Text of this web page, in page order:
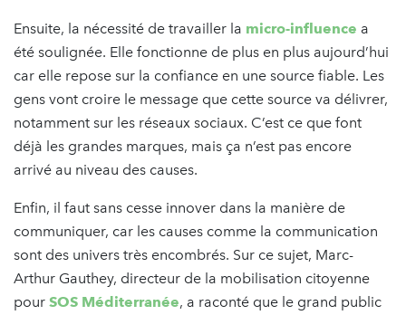
Ensuite, la nécessité de travailler la micro-influence a
été soulignée. Elle fonctionne de plus en plus aujourd’hui
car elle repose sur la confiance en une source fiable. Les
gens vont croire le message que cette source va délivrer,
notamment sur les réseaux sociaux. C’est ce que font
déjà les grandes marques, mais ça n’est pas encore
arrivé au niveau des causes.
Enfin, il faut sans cesse innover dans la manière de
communiquer, car les causes comme la communication
sont des univers très encombrés. Sur ce sujet, Marc-
Arthur Gauthey, directeur de la mobilisation citoyenne
pour SOS Méditerranée, a raconté que le grand public